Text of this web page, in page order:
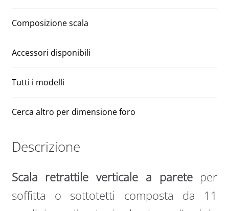
Composizione scala
Accessori disponibili
Tutti i modelli
Cerca altro per dimensione foro
Descrizione
Scala retrattile verticale a pareteper
soffitta o sottotetti composta da 11